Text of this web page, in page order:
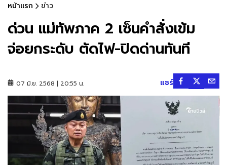
หน้าแรก ข่าว
ด่วน แม่ทัพภาค 2 เซ็นคำสั่งเข้ม
จ่อยกระดับ ตัดไฟ-ปิดด่านทันที
07 มิ.ย. 2568 | 20:55 น. แชร์